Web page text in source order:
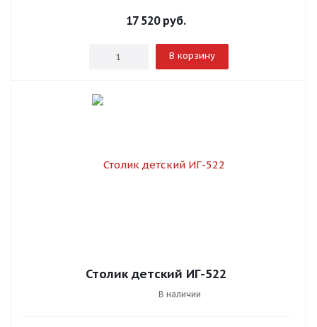
17 520руб.
В корзину
Столик детский ИГ-522
В наличии